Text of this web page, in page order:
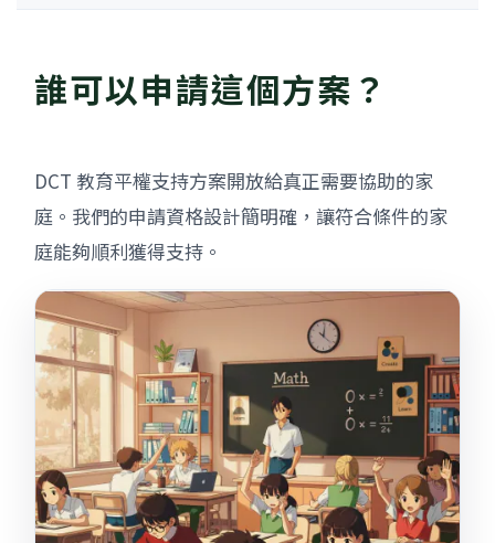
誰可以申請這個方案？
DCT 教育平權支持方案開放給真正需要協助的家
庭。我們的申請資格設計簡明確，讓符合條件的家
庭能夠順利獲得支持。